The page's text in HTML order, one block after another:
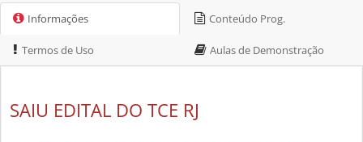
Informações Conteúdo Prog.
Termos de Uso Aulas de Demonstração
SAIU EDITAL DO TCE RJ